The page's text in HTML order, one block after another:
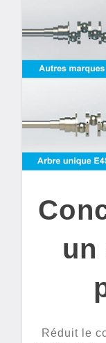
un
Réduit le